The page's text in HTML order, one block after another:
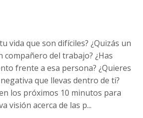
vida que son difíciles? ¿Quizás un
compañero del trabajo? ¿Has
frente a esa persona? ¿Quieres
que llevas dentro de ti?
los próximos 10 minutos para
visión acerca de las p...